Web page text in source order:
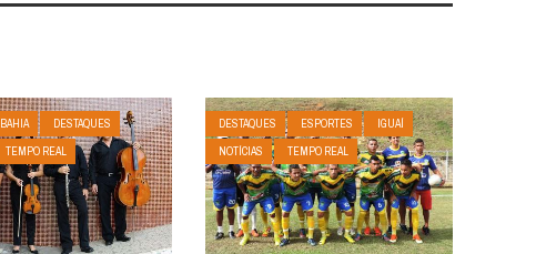
BAHIA
DESTAQUES
TEMPO REAL
DESTAQUES ESPORTES
IGUAÍ
NOTÍCIAS
TEMPO REAL